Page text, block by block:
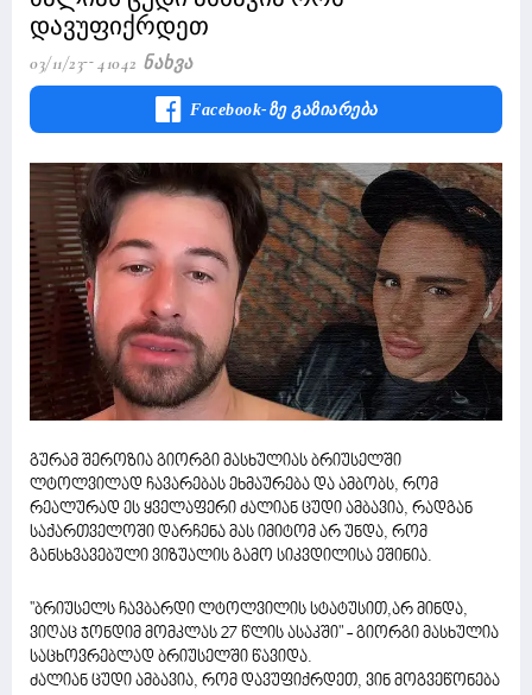
დავუფიქრდეთ
03/11/23 41042 Ნახვა
Facebook-Ზე Გაზიარება
გურამ შეროზია გიორგი მასხულიას ბრიუსელში
ლტოლვილად ჩავარებას ეხმაურება და ამბობს, რომ
რეალურად ეს ყველაფერი ძალიან ცუდი ამბავია, რადგან
საქართველოში დარჩენა მას იმიტომ არ უნდა, რომ
განსხვავებული ვიზუალის გამო სიკვდილისა ეშინია.
''ბრიუსელს ჩავბარდი ლტოლვილის სტატუსით,არ მინდა,
ვიღაც ჯონდიმ მომკლას 27 წლის ასაკში" - გიორგი მასხულია
საცხოვრებლად ბრიუსელში წავიდა.
ძალიან ცუდი ამბავია, რომ დავუფიქრდეთ, ვინ მოგვეწონება